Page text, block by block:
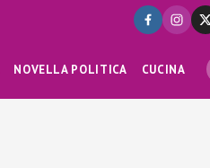
NOVELLA POLITICA CUCINA